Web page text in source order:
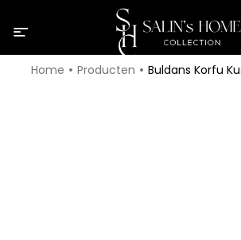
Home Producten Buldans Korfu